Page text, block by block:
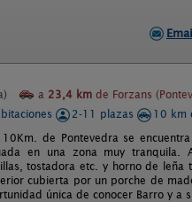
a 23,4 km de Forzans
2-11 plazas 10 km
de Pontevedra se
en una zona muy tranquila.
tostadora etc. y horno de
cubierta por un porche de
única de conocer Barro y a